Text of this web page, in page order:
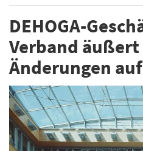
DEHOGA-
Verband
Änderungen